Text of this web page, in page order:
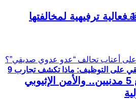
تدريب الشباب الإفريقي على التوظيف: ماذا تكشف تجارب 9
بوركينا فاسو تحظر 18 فعالية ترفيهية لمخالفتها
هجوم في أمهرة يوقع 5 مدنيين.. والأمن الإثيوبي